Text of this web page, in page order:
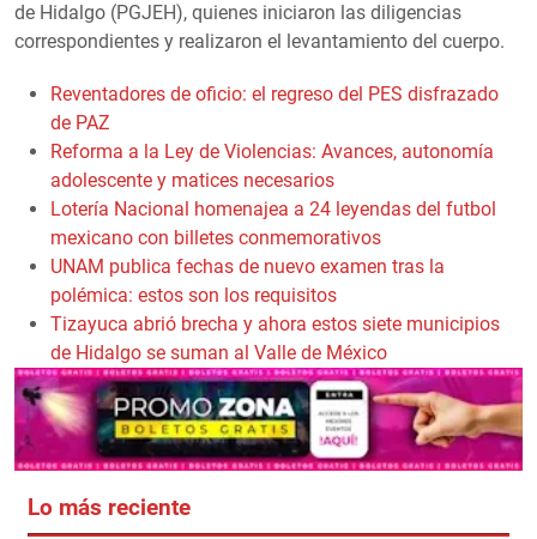
de Hidalgo (PGJEH), quienes iniciaron las diligencias
correspondientes y realizaron el levantamiento del cuerpo.
Reventadores de oficio: el regreso del PES disfrazado
de PAZ
Reforma a la Ley de Violencias: Avances, autonomía
adolescente y matices necesarios
Lotería Nacional homenajea a 24 leyendas del futbol
mexicano con billetes conmemorativos
UNAM publica fechas de nuevo examen tras la
polémica: estos son los requisitos
Tizayuca abrió brecha y ahora estos siete municipios
de Hidalgo se suman al Valle de México
Lo más reciente